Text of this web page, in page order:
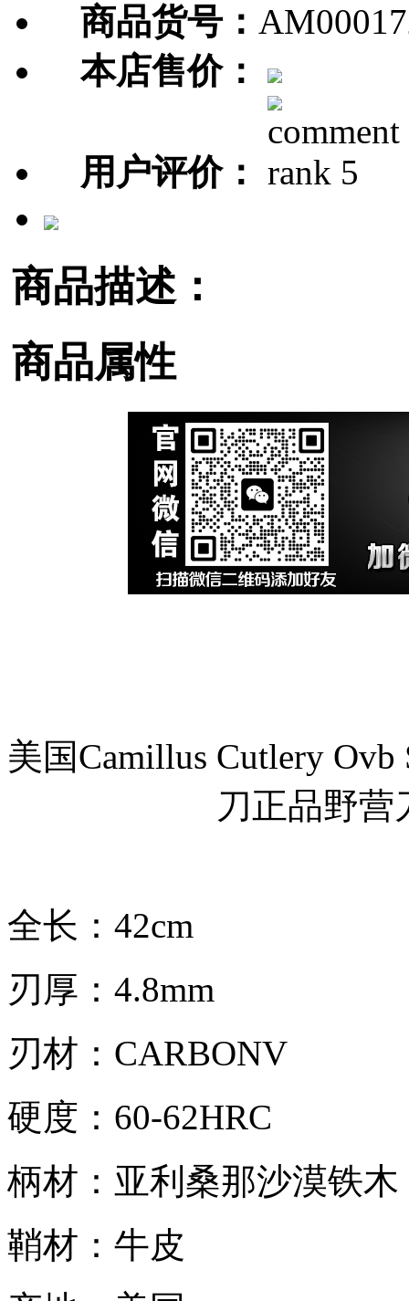
商品货号：
本店售价：
用户评价：
商品描述：
商品属性
美国Camillus Cutlery
刀正品野营
全长：42cm
刃厚：4.8mm
刃材：CARBONV
硬度：60-62HRC
柄材：亚利桑那沙漠铁木
鞘材：牛皮